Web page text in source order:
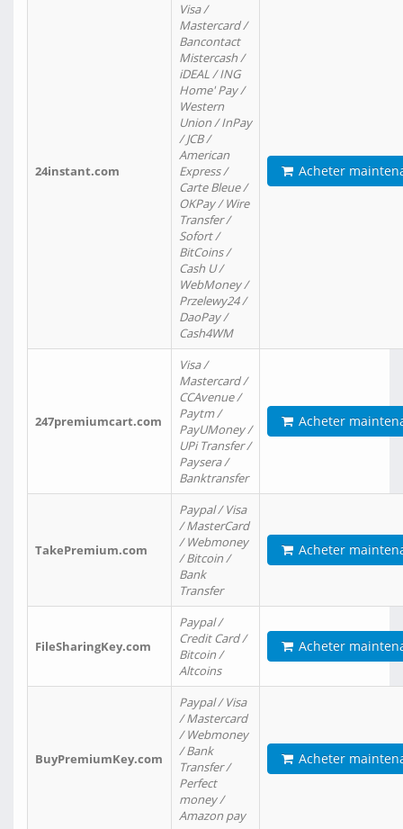
24instant.com
Visa /
Mastercard /
Bancontact
Mistercash /
iDEAL / ING
Home' Pay /
Western
Union / InPay
/ JCB /
American
Express /
Carte Bleue /
OKPay / Wire
Transfer /
Sofort /
BitCoins /
Cash U /
WebMoney /
Przelewy24 /
DaoPay /
Cash4WM
Acheter
247premiumcart.com
Visa /
Mastercard /
CCAvenue /
Paytm /
PayUMoney /
UPi Transfer /
Paysera /
Banktransfer
Acheter
TakePremium.com
Paypal / Visa
/ MasterCard
/ Webmoney
/ Bitcoin /
Bank
Transfer
Acheter
FileSharingKey.com
Paypal /
Credit Card /
Bitcoin /
Altcoins
Acheter
BuyPremiumKey.com
Paypal / Visa
/ Mastercard
/ Webmoney
/ Bank
Transfer /
Perfect
money /
Amazon pay
Acheter